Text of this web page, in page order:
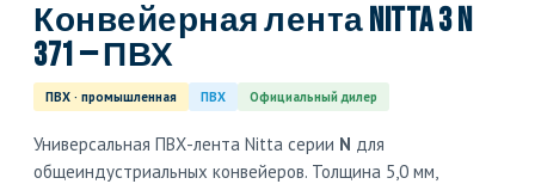
Конвейерная лента Nitta 3 N
371 — ПВХ
ПВХ · промышленная ПВХ Официальный дилер
Универсальная ПВХ-лента Nitta серии N для
общеиндустриальных конвейеров. Толщина 5,0 мм,